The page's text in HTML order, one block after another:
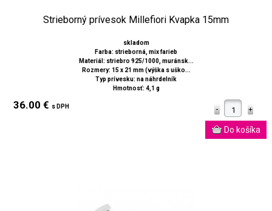
Strieborný prívesok Millefiori Kvapka 15mm
skladom
Farba: strieborná, mix farieb
Materiál: striebro 925/1000, muránsk...
Rozmery: 15 x 21 mm (výška s uško...
Typ prívesku: na náhrdelník
Hmotnosť: 4,1 g
36.00 € s DPH